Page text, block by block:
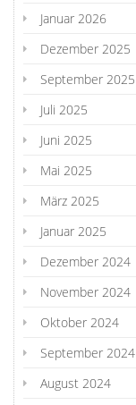
Januar 2026
Dezember 2025
September 2025
Juli 2025
Juni 2025
Mai 2025
März 2025
Januar 2025
Dezember 2024
November 2024
Oktober 2024
September 2024
August 2024